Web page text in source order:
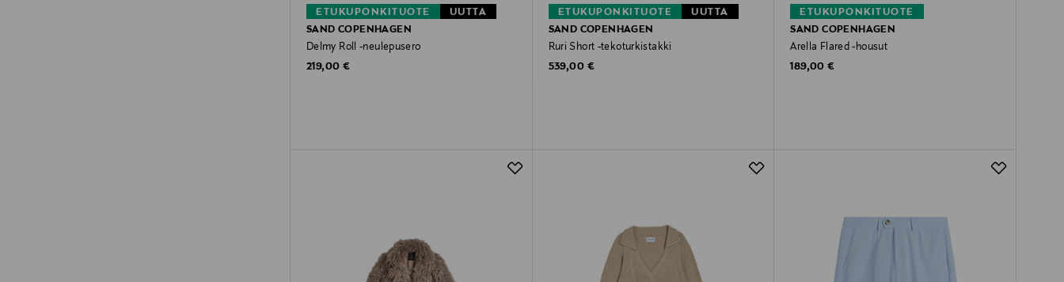
ETUKUPONKITUOTE
UUTTA
SAND COPENHAGEN
Delmy Roll -neulepusero
Original Price
219,00 €
ETUKUPONKITUOTE
UUTTA
SAND COPENHAGEN
Ruri Short -tekoturkistakki
Original Price
539,00 €
ETUKUPONKITUOTE
SAND COPENHAGEN
Arella Flared -housut
Original Price
189,00 €